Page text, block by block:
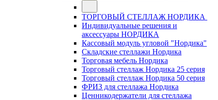
ТОРГОВЫЙ СТЕЛЛАЖ НОРДИКА
Индивидуальные решения и
аксессуары НОРДИКА
Кассовый модуль угловой "Нордика"
Складские стеллажи Нордика
Торговая мебель Нордика
Торговый стеллаж Нордика 25 серия
Торговый стеллаж Нордика 50 серия
ФРИЗ для стеллажа Нордика
Ценникодержатели для стеллажа